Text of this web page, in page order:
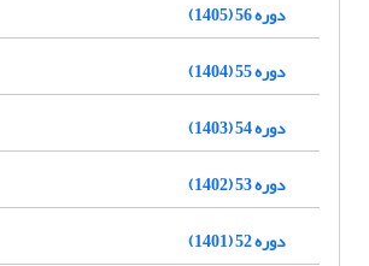
دوره 56 (1405)
دوره 55 (1404)
دوره 54 (1403)
دوره 53 (1402)
دوره 52 (1401)